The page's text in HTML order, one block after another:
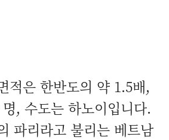
적은 한반도의 약 1.5배,
, 수도는 하노이입니다.
파리라고 불리는 베트남